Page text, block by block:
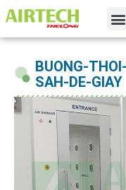
BUONG-
SAH-DE-GIAY